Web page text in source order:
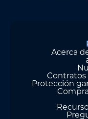
Acerca
Contratos
Protección